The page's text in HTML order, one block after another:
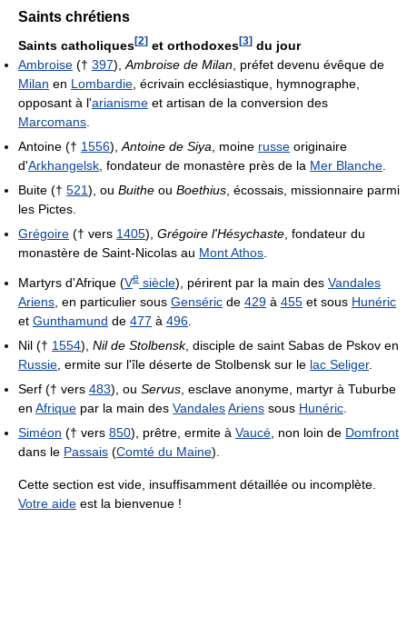
Saints chrétiens
Saints catholiques[2] et orthodoxes[3] du jour
Ambroise († 397),Ambroise de Milan, préfet devenu évêque de
Milan en Lombardie, écrivain ecclésiastique, hymnographe,
opposant à l'arianisme et artisan de la conversion des
Marcomans.
Antoine († 1556),Antoine de Siya, moine russe originaire
d'Arkhangelsk, fondateur de monastère près de la Mer Blanche.
Buite († 521), ou Buithe ou Boethius, écossais, missionnaire parmi
les Pictes.
Grégoire († vers 1405), Grégoire l'Hésychaste, fondateur du
monastère de Saint-Nicolas au Mont Athos.
Martyrs d'Afrique (Ve siècle), périrent par la main des Vandales
Ariens , en particulier sous Genséric de 429 à 455 et sous Hunéric
et Gunthamund de 477 à 496
Nil († 1554), Nil de Stolbensk, disciple de saint Sabas de Pskov en
Russie , ermite sur l'île déserte de Stolbensk sur le lac Seliger.
Serf († vers 483), ou Servus , esclave anonyme, martyr à Tuburbe
en Afrique par la main des VandalesAriens sous Hunéric
Siméon († vers 850), prêtre, ermite à Vaucé , non loin de Domfront
dans le Passais (Comté du Maine).
Cette section est vide, insuffisamment détaillée ou incomplète.
Votre aide est la bienvenue !